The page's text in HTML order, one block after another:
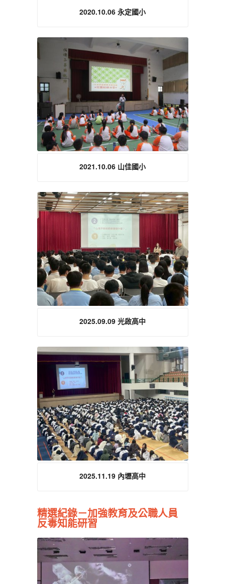
2020.10.06 永定國小
2021.10.06 山佳國小
2025.09.09 光啟高中
2025.11.19 內壢高中
精選紀錄－加強教育及公職人員
反毒知能研習